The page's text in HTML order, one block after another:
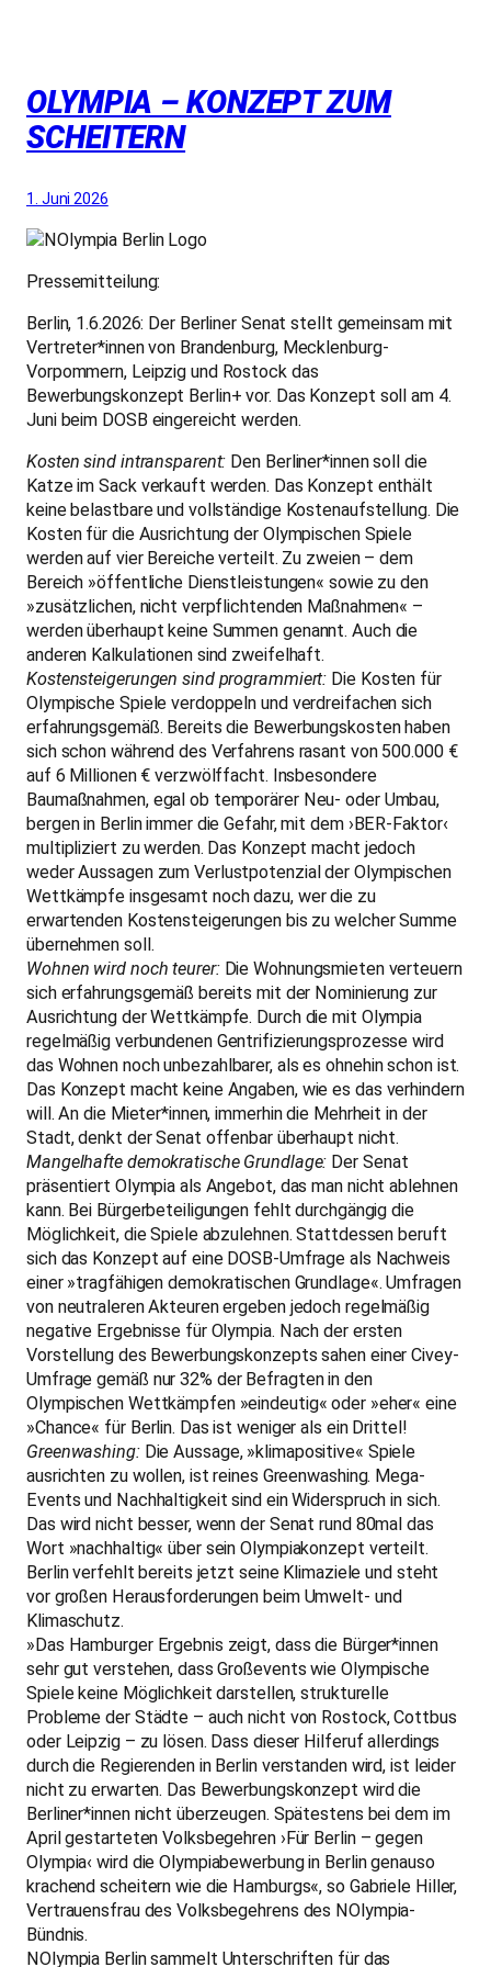
OLYMPIA – KONZEPT ZUM
SCHEITERN
1. Juni 2026
Pressemitteilung:
Berlin, 1.6.2026: Der Berliner Senat stellt gemeinsam mit
Vertreter*innen von Brandenburg, Mecklenburg-
Vorpommern, Leipzig und Rostock das
Bewerbungskonzept Berlin+ vor. Das Konzept soll am 4.
Juni beim DOSB eingereicht werden.
Kosten sind intransparent: Den Berliner*innen soll die
Katze im Sack verkauft werden. Das Konzept enthält
keine belastbare und vollständige Kostenaufstellung. Die
Kosten für die Ausrichtung der Olympischen Spiele
werden auf vier Bereiche verteilt. Zu zweien – dem
Bereich »öffentliche Dienstleistungen« sowie zu den
»zusätzlichen, nicht verpflichtenden Maßnahmen« –
werden überhaupt keine Summen genannt. Auch die
anderen Kalkulationen sind zweifelhaft.
Kostensteigerungen sind programmiert: Die Kosten für
Olympische Spiele verdoppeln und verdreifachen sich
erfahrungsgemäß. Bereits die Bewerbungskosten haben
sich schon während des Verfahrens rasant von 500.000 €
auf 6 Millionen € verzwölffacht. Insbesondere
Baumaßnahmen, egal ob temporärer Neu- oder Umbau,
bergen in Berlin immer die Gefahr, mit dem ›BER-Faktor‹
multipliziert zu werden. Das Konzept macht jedoch
weder Aussagen zum Verlustpotenzial der Olympischen
Wettkämpfe insgesamt noch dazu, wer die zu
erwartenden Kostensteigerungen bis zu welcher Summe
übernehmen soll.
Wohnen wird noch teurer: Die Wohnungsmieten verteuern
sich erfahrungsgemäß bereits mit der Nominierung zur
Ausrichtung der Wettkämpfe. Durch die mit Olympia
regelmäßig verbundenen Gentrifizierungsprozesse wird
das Wohnen noch unbezahlbarer, als es ohnehin schon ist.
Das Konzept macht keine Angaben, wie es das verhindern
will. An die Mieter*innen, immerhin die Mehrheit in der
Stadt, denkt der Senat offenbar überhaupt nicht.
Mangelhafte demokratische Grundlage: Der Senat
präsentiert Olympia als Angebot, das man nicht ablehnen
kann. Bei Bürgerbeteiligungen fehlt durchgängig die
Möglichkeit, die Spiele abzulehnen. Stattdessen beruft
sich das Konzept auf eine DOSB-Umfrage als Nachweis
einer »tragfähigen demokratischen Grundlage«. Umfragen
von neutraleren Akteuren ergeben jedoch regelmäßig
negative Ergebnisse für Olympia. Nach der ersten
Vorstellung des Bewerbungskonzepts sahen einer Civey-
Umfrage gemäß nur 32% der Befragten in den
Olympischen Wettkämpfen »eindeutig« oder »eher« eine
»Chance« für Berlin. Das ist weniger als ein Drittel!
Greenwashing: Die Aussage, »klimapositive« Spiele
ausrichten zu wollen, ist reines Greenwashing. Mega-
Events und Nachhaltigkeit sind ein Widerspruch in sich.
Das wird nicht besser, wenn der Senat rund 80mal das
Wort »nachhaltig« über sein Olympiakonzept verteilt.
Berlin verfehlt bereits jetzt seine Klimaziele und steht
vor großen Herausforderungen beim Umwelt- und
Klimaschutz.
»Das Hamburger Ergebnis zeigt, dass die Bürger*innen
sehr gut verstehen, dass Großevents wie Olympische
Spiele keine Möglichkeit darstellen, strukturelle
Probleme der Städte – auch nicht von Rostock, Cottbus
oder Leipzig – zu lösen. Dass dieser Hilferuf allerdings
durch die Regierenden in Berlin verstanden wird, ist leider
nicht zu erwarten. Das Bewerbungskonzept wird die
Berliner*innen nicht überzeugen. Spätestens bei dem im
April gestarteten Volksbegehren ›Für Berlin – gegen
Olympia‹ wird die Olympiabewerbung in Berlin genauso
krachend scheitern wie die Hamburgs«, so Gabriele Hiller,
Vertrauensfrau des Volksbegehrens des NOlympia-
Bündnis.
NOlympia Berlin sammelt Unterschriften für das